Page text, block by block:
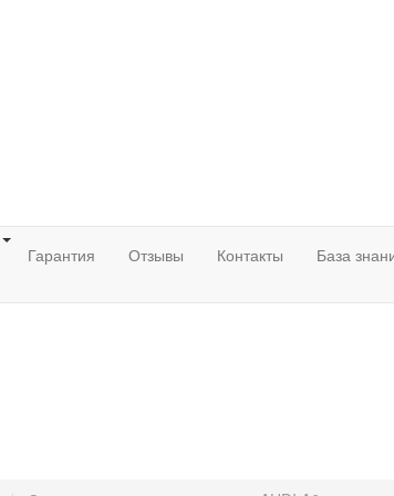
Гарантия Отзывы Контакты База